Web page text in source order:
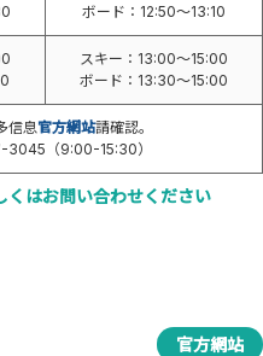
ボード：12:50～13:10
スキー：13:00～15:00
ボード：13:30～15:00
信息官方網站請確認。
（9:00-15:30）
くはお問い合わせください
官方網站